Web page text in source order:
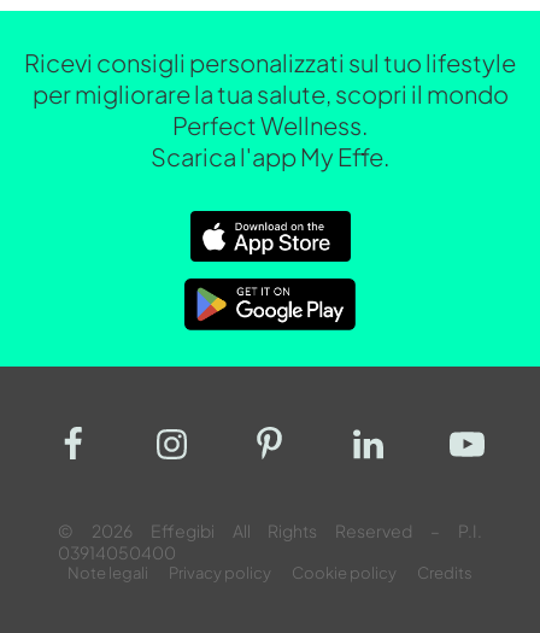
Ricevi consigli personalizzati sul tuo lifestyle
per migliorare la tua salute, scopri il mondo
Perfect Wellness.
Scarica l'app My Effe.
© 2026 Effegibi All Rights Reserved – P.I.
03914050400
Note legali Privacy policy Cookie policy Credits